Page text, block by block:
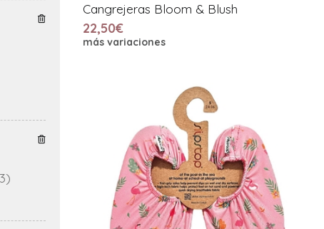
Cangrejeras Bloom & Blush
22,50€
más variaciones